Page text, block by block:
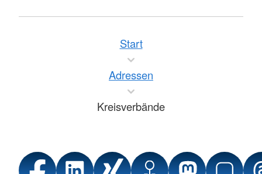
Start
Adressen
Kreisverbände